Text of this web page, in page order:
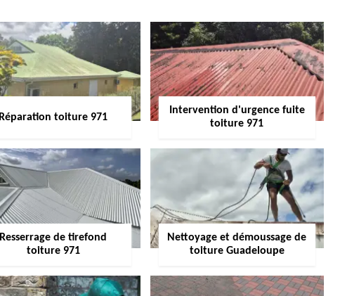
Réparation toiture 971
Intervention d'urgence fuite
toiture 971
Resserrage de tirefond
toiture 971
Nettoyage et démoussage de
toiture Guadeloupe